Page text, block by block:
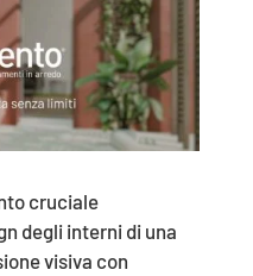
cruciale
degli interni di una
visiva con